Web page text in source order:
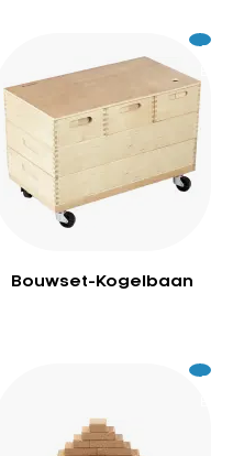
Bouwset-Kogelbaan
Excl.
Excl.